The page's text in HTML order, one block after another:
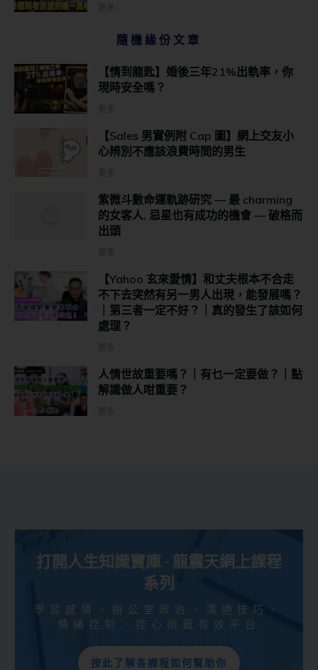
隨機緣份文章
【情到龍匙】婚後三年21%出軌率，你
現時安全嗎？
【Sales 男實例附 Cap 圖】網上交友小
心辨別不應該浪費時間的男生
紫微斗數命運軌跡研究 — 最 charming
的女客人, 忌星也有成功的機會 — 破格而
出頭
【Yahoo 玄來愛情】和丈夫根本不合走
不下去突然有另一男人出現，能發展嗎？
｜第三者一定不好？｜真的發生了該如何
處理？
人情世故重要嗎？｜有乜一定要做？｜點
解識做人咁重要？
打開人生知識寶庫 - 龍震天網上課程
系列
學習感情，辦公室政治，溝通技巧，
情緒控制，控心術最有效平台
按此了解各課程如何幫助你